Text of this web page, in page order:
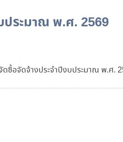
ประมาณ พ.ศ. 2569
อจัดจ้างประจำปีงบประมาณ พ.ศ.